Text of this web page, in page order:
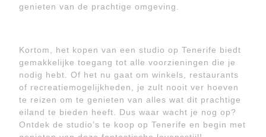
genieten van de prachtige omgeving.
Kortom, het kopen van een studio op Tenerife biedt
gemakkelijke toegang tot alle voorzieningen die je
nodig hebt. Of het nu gaat om winkels, restaurants
of recreatiemogelijkheden, je zult nooit ver hoeven
te reizen om te genieten van alles wat dit prachtige
eiland te bieden heeft. Dus waar wacht je nog op?
Ontdek de studio’s te koop op Tenerife en begin met